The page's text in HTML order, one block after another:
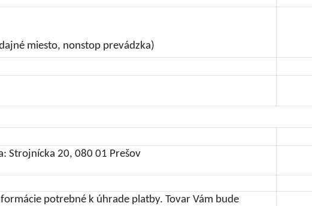
miesto, nonstop prevádzka)
Strojnícka 20, 080 01 Prešov
potrebné k úhrade platby. Tovar Vám bude